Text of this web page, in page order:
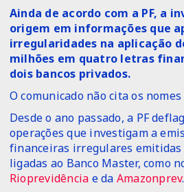
Ainda de acordo com a PF, a
origem em informações que
irregularidades na aplicação
milhões em quatro letras
dois bancos privados.
O comunicado não cita os
Desde o ano passado, a PF
operações que investigam a
financeiras irregulares
ligadas ao Banco Master, como
Rioprevidência e da Amazonprev.